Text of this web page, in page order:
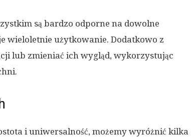
są bardzo odporne na dowolne
wieloletnie użytkowanie. Dodatkowo z
lub zmieniać ich wygląd, wykorzystując
i uniwersalność, możemy wyróżnić kilka